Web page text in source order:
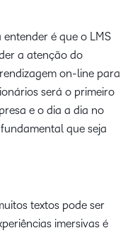
é que o LMS
a atenção do
on-line para
será o primeiro
e o dia a dia no
que seja
textos pode ser
imersivas é